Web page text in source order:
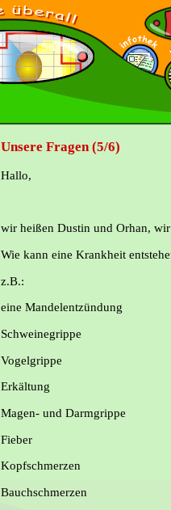
Unsere Fragen (5/6)
Hallo,
wir heißen Dustin und Orhan,
Wie kann eine Krankheit
z.B.:
eine Mandelentzündung
Schweinegrippe
Vogelgrippe
Erkältung
Magen- und Darmgrippe
Fieber
Kopfschmerzen
Bauchschmerzen